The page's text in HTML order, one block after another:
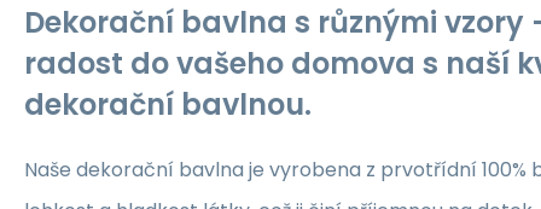
Dekorační bavlna s různými vzory
radost do vašeho domova s naší
dekorační bavlnou.
Naše dekorační bavlna je vyrobena z prvotřídní 100%